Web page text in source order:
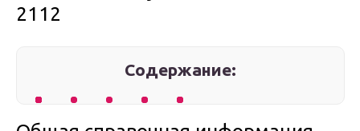
2112
Содержание: